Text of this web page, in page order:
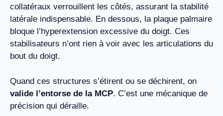
collatéraux verrouillent les côtés, assurant la stabilité
latérale indispensable. En dessous, la plaque palmaire
bloque l’hyperextension excessive du doigt. Ces
stabilisateurs n’ont rien à voir avec les articulations du
bout du doigt.
Quand ces structures s’étirent ou se déchirent, on
valide l’entorse de la MCP. C’est une mécanique de
précision qui déraille.